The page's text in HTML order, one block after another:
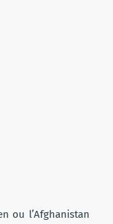
ou l’Afghanistan